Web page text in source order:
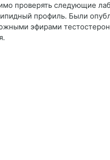
проверять следующие
профиль. Были
эфирами